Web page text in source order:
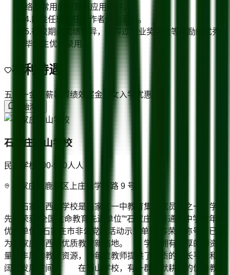
络及常用的计算机应用软件。
4.能胜任班主任工作者优先录用。
5.在校期间成绩优异，获得过专业奖学金等奖励的优秀
毕业生优先录用。
福利待遇
五险一金 带薪暑假绩效奖金 子女入学优惠
开始沟通
石家庄西山学校
民办学校 300-500人 人
石家庄市鹿泉区上庄镇学海路 9 号
石家庄西山学校是石家庄一中教育集团成员校之一。学校
先后荣获“全国生命教育先进单位”“石家庄市普通高中学校年检
优秀单位”“石家庄市非公党群活动示范单位”等荣誉称号，已成
为石家庄市西部优质教育新高地。 学校拥有雄厚的师资力
量和丰厚的教育资源，为每位教师提供了优质的成长平台和广
阔的发展空间。 在西山学校，有一群默默耕耘的优秀教